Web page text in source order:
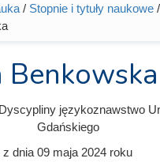
/ Stopnie i tytuły naukowe /
Benkowska
językoznawstwo
Gdańskiego
z dnia 09 maja 2024 roku